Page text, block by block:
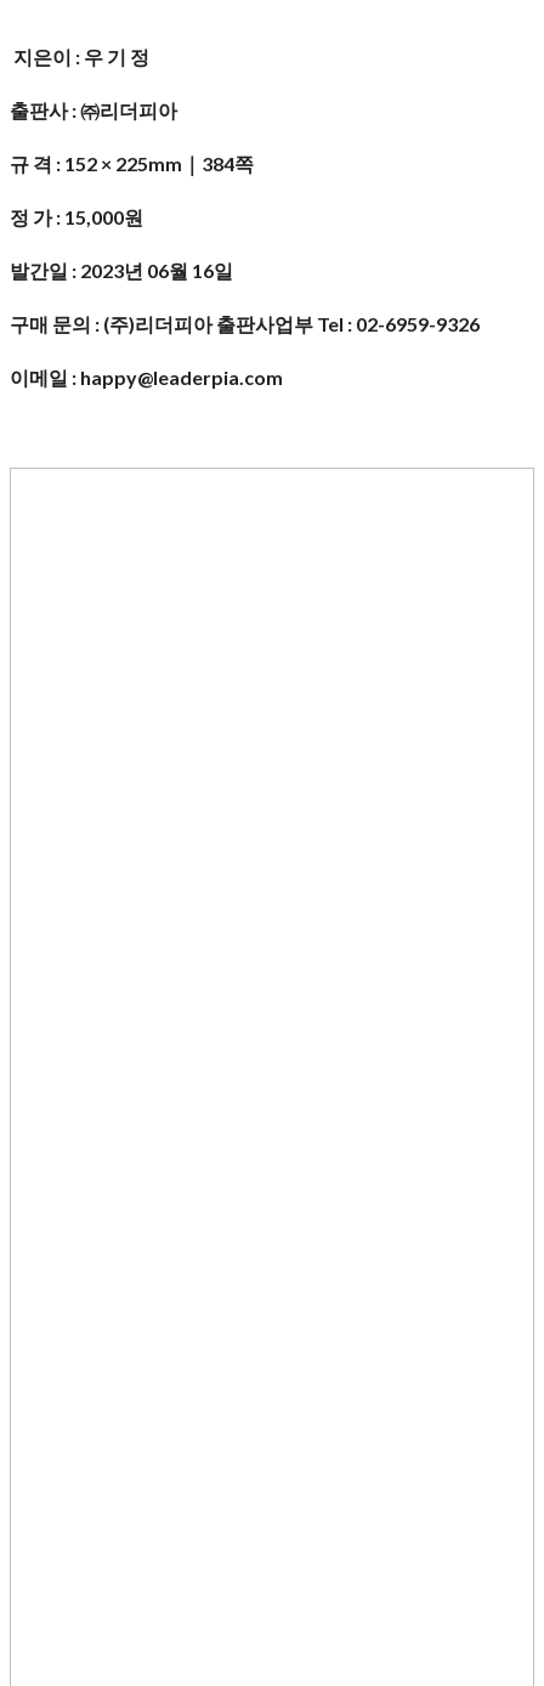
지은이 : 우 기 정
출판사:㈜리더피아
규 격 : 152 × 225mm ｜ 384쪽
정 가: 15,000원
발간일 : 2023년 06월 16일
구매 문의 : (주)리더피아 출판사업부 Tel : 02-6959-9326
이메일 : happy@leaderpia.com